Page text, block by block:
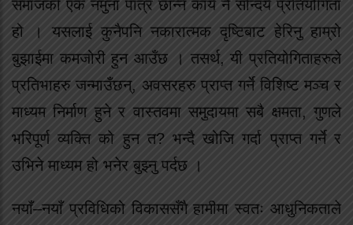
समाजको एक नमुना पात्र छान्ने कार्य नै सौन्दर्य प्रतियोगिता
हो । यसलाई कुनैपनि नकारात्मक दृष्टिबाट हेरिनु हाम्रो
बुझाईमा कमजोरी हुन आउँछ । तसर्थ, यी प्रतियोगिताहरुले
प्रतिभाहरु जन्माउँछन्, अवसरहरु प्राप्त गर्ने विशिष्ट मञ्च र
माध्यम निर्माण हुने र वास्तवमा समुदायमा सबै क्षमता, गुणले
भरिपूर्ण व्यक्ति को हुन त? भन्दै खोजि गर्दा प्राप्त गर्ने र
उभिने माध्यम हो भनेर बुझ्नु पर्दछ ।
नयाँ–नयाँ प्रविधिको विकाससँगै हामीमा स्वतः आधुनिकताले